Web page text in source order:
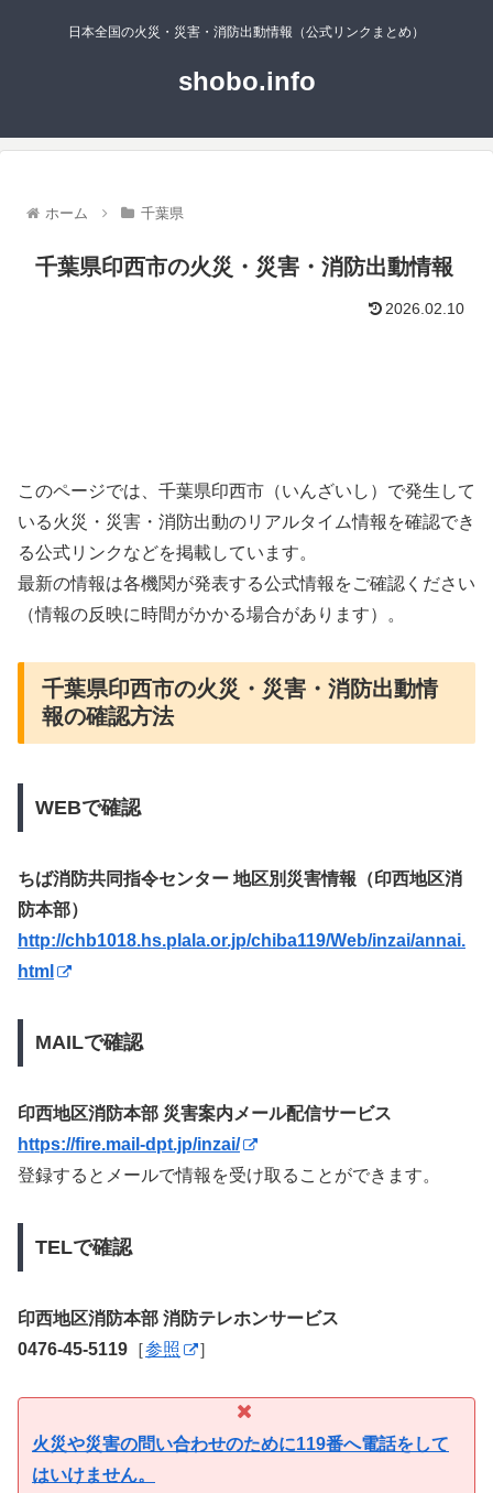
日本全国の火災・災害・消防出動情報（公式リンクまとめ）
shobo.info
ホーム 千葉県
千葉県印西市の火災・災害・消防出動情報
2026.02.10
このページでは、千葉県印西市（いんざいし）で発生して
いる火災・災害・消防出動のリアルタイム情報を確認でき
る公式リンクなどを掲載しています。
最新の情報は各機関が発表する公式情報をご確認ください
（情報の反映に時間がかかる場合があります）。
千葉県印西市の火災・災害・消防出動情
報の確認方法
WEBで確認
ちば消防共同指令センター 地区別災害情報（印西地区消
防本部）
http://chb1018.hs.plala.or.jp/chiba119/Web/inzai/annai.
html
MAILで確認
印西地区消防本部 災害案内メール配信サービス
https://fire.mail-dpt.jp/inzai/
登録するとメールで情報を受け取ることができます。
TELで確認
印西地区消防本部 消防テレホンサービス
0476-45-5119 ［参照 ］
火災や災害の問い合わせのために119番へ電話をして
はいけません。